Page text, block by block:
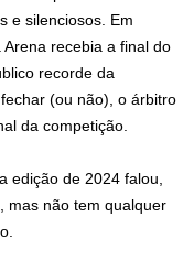
e silenciosos. Em
recebia a final do
recorde da
(ou não), o árbitro
da competição.
edição de 2024 falou,
mas não tem qualquer